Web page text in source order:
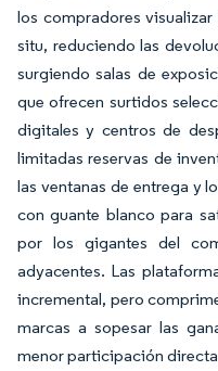
los compradores
situ, reduciendo las
surgiendo salas de
que ofrecen surtidos
digitales y centros de
limitadas reservas de
las ventanas de entrega y
con guante blanco para
por los gigantes del
adyacentes. Las
incremental, pero
marcas a sopesar las
menor participación